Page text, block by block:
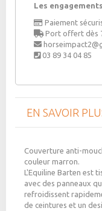
Les
Paiement
Port offert dès
03 89 34 04 85
EN SAVOIR
Couverture anti-
couleur marron.
L'Equiline Barten est
avec des panneaux
refroidissent
de ceintures et un